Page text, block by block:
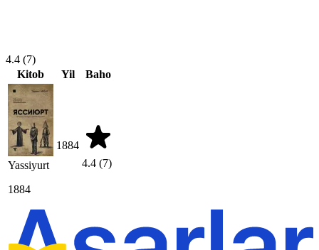
4.4 (7)
Kitob
Yil Baho
Yassiyurt
1884
1884
4.4 (7)